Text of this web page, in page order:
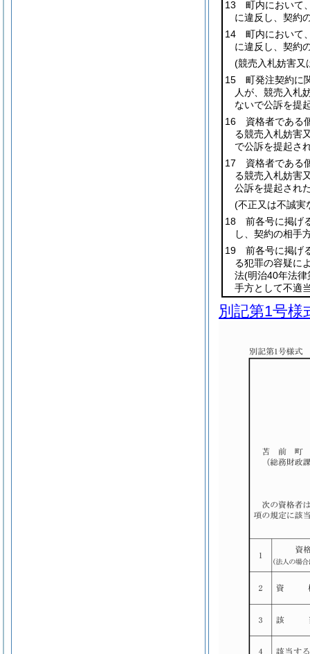
13 町内において
に違反し、契約
14 町内において
に違反し、契約
(競売入札妨害又
15 町発注契約に
人が、競売入札
ないで公訴を提
16 資格者である
る競売入札妨害
で公訴を提起さ
17 資格者である
る競売入札妨害
公訴を提起され
(不正又は不誠実
18 前各号に掲げ
し、契約の相手
19 前各号に掲げ
る犯罪の容疑に
法(明治40年法律
手方として不適
別記第1号様